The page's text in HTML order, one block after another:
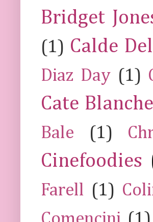
Bridget
(1) Calde
Diaz Day (1)
Cate
Bale
(1)
Cinefoodies
Farell (1)